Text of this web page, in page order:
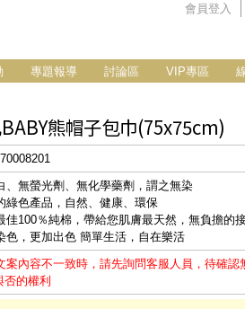
會員登入
專題報導 討論區 VIP專區
BABY熊帽子包巾(75x75cm)
、無螢光劑、無化學藥劑，謂之無染
綠色產品，自然、健康、環保
佳100％純棉，帶給您肌膚最天然，無負擔的
色，更加出色 簡單生活，自在樂活
內容不一致時，請先詢問客服人員，待確認
的權利